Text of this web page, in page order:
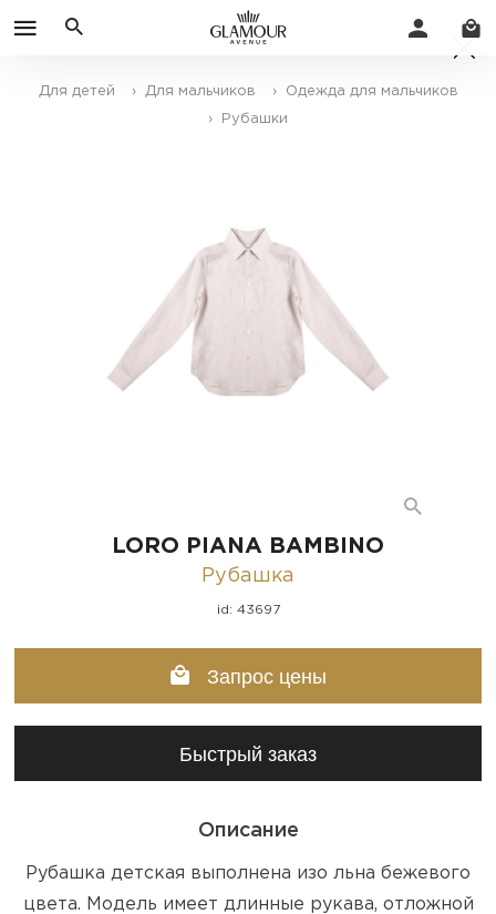
Для детей › Для мальчиков › Одежда для мальчиков
› Рубашки
LORO PIANA BAMBINO
Рубашка
id: 43697
Запрос цены
Быстрый заказ
Описание
Рубашка детская выполнена изо льна бежевого
цвета. Модель имеет длинные рукава, отложной